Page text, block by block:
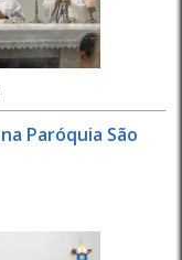
Paróquia São